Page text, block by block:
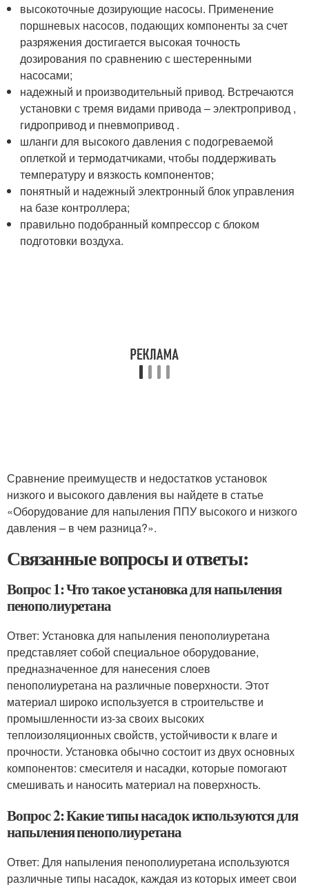
высокоточные дозирующие насосы. Применение
поршневых насосов, подающих компоненты за счет
разряжения достигается высокая точность
дозирования по сравнению с шестеренными
насосами;
надежный и производительный привод. Встречаются
установки с тремя видами привода – электропривод ,
гидропривод и пневмопривод .
шланги для высокого давления с подогреваемой
оплеткой и термодатчиками, чтобы поддерживать
температуру и вязкость компонентов;
понятный и надежный электронный блок управления
на базе контроллера;
правильно подобранный компрессор с блоком
подготовки воздуха.
Сравнение преимуществ и недостатков установок
низкого и высокого давления вы найдете в статье
«Оборудование для напыления ППУ высокого и низкого
давления – в чем разница?».
Связанные вопросы и ответы:
Вопрос 1: Что такое установка для напыления
пенополиуретана
Ответ: Установка для напыления пенополиуретана
представляет собой специальное оборудование,
предназначенное для нанесения слоев
пенополиуретана на различные поверхности. Этот
материал широко используется в строительстве и
промышленности из-за своих высоких
теплоизоляционных свойств, устойчивости к влаге и
прочности. Установка обычно состоит из двух основных
компонентов: смесителя и насадки, которые помогают
смешивать и наносить материал на поверхность.
Вопрос 2: Какие типы насадок используются для
напыления пенополиуретана
Ответ: Для напыления пенополиуретана используются
различные типы насадок, каждая из которых имеет свои